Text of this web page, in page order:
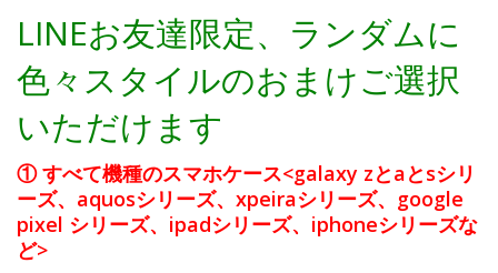
LINEお友達限定、ランダムに
色々スタイルのおまけご選択
いただけます
① すべて機種のスマホケース<galaxy zとaとsシリ
ーズ、aquosシリーズ、xpeiraシリーズ、google
pixel シリーズ、ipadシリーズ、iphoneシリーズな
ど>